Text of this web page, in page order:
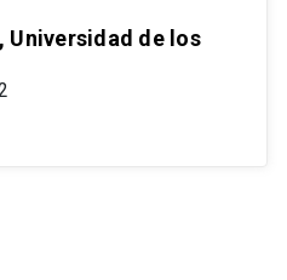
Universidad de los